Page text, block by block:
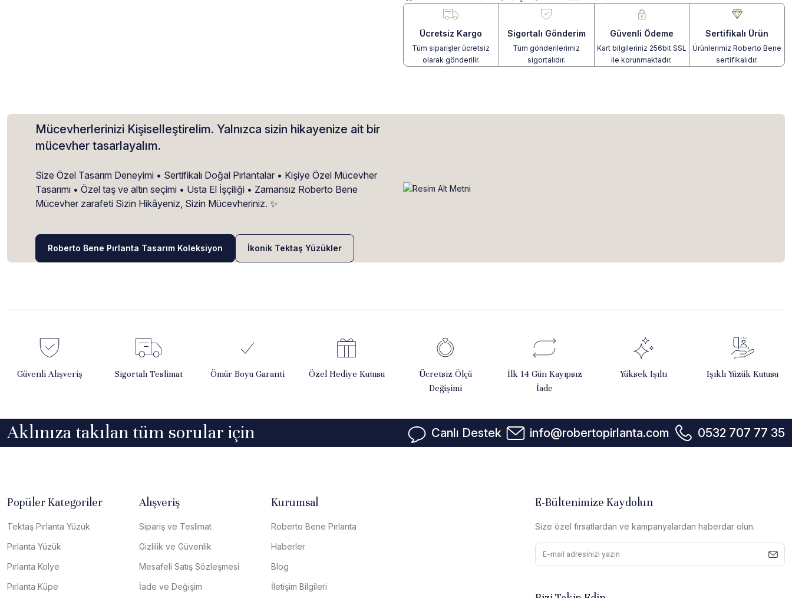
Ücretsiz Kargo
Tüm siparişler ücretsiz
olarak gönderilir.
Sigortalı Gönderim
Tüm gönderilerimiz
sigortalıdır.
Güvenli Ödeme
Kart bilgileriniz 256bit SSL
ile korunmaktadır.
Sertifikalı Ürün
Ürünlerimiz Roberto Bene
sertifikalıdır.
Mücevherlerinizi Kişiselleştirelim. Yalnızca sizin hikayenize ait bir
mücevher tasarlayalım.
Size Özel Tasarım Deneyimi • Sertifikalı Doğal Pırlantalar • Kişiye Özel Mücevher
Tasarımı • Özel taş ve altın seçimi • Usta El İşçiliği • Zamansız Roberto Bene
Mücevher zarafeti Sizin Hikâyeniz, Sizin Mücevheriniz. ✨
Roberto Bene Pırlanta Tasarım Koleksiyon İkonik Tektaş Yüzükler
Güvenli Alışveriş Sigortalı Teslimat Ömür Boyu Garanti Özel Hediye Kutusu
Ücretsiz Ölçü
Değişimi
İlk 14 Gün Kayıpsız
İade
Yüksek Işıltı Işıklı Yüzük Kutusu
Aklınıza takılan tüm sorular için Canlı Destek info@robertopirlanta.com 0532 707 77 35
Popüler Kategoriler
Tektaş Pırlanta Yüzük
Pırlanta Yüzük
Pırlanta Kolye
Pırlanta Küpe
Alışveriş
Sipariş ve Teslimat
Gizlilik ve Güvenlik
Mesafeli Satış Sözleşmesi
İade ve Değişim
Kurumsal
Roberto Bene Pırlanta
Haberler
Blog
İletişim Bilgileri
E-Bültenimize Kaydolun
Size özel fırsatlardan ve kampanyalardan haberdar olun.